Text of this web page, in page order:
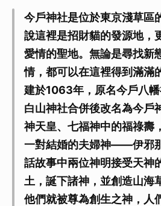
今戶神社是位於東京淺草區
說這裡是招財貓的發源地，
愛情的聖地。無論是尋找新
情，都可以在這裡得到滿滿
建於1063年，原名今戶八
白山神社合併後改名為今戶
神天皇、七福神中的福祿壽
一對結婚的夫婦神——伊邪
話故事中兩位神明接受天神
土，誕下諸神，並創造山海
他們就被尊為創生之神，人